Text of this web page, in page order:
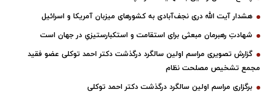
هشدار آیت الله دری نجف‌آبادی به کشورهای میزبان آمریکا و اسرائیل
شهادتِ رهبرمان مبعثی برای استقامت و استکبارستیزیِ در جهان است
گزارش تصویری مراسم اولین سالگرد درگذشت دکتر احمد توکلی عضو فقید
مجمع تشخیص مصلحت نظام
برگزاری مراسم اولین سالگرد درگذشت دکتر احمد توکلی